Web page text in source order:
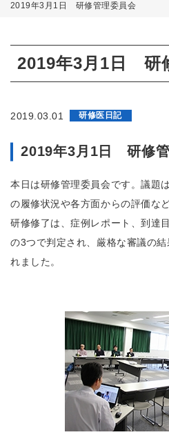
2019年3月1日 研修管理委員会
2019年3月1日 研
2019.03.01 研修医日記
2019年3月1日 研修
本日は研修管理委員会です。議題
の履修状況や各方面からの評価な
研修修了は、症例レポート、到達
の3つで判定され、厳格な審議の
れました。